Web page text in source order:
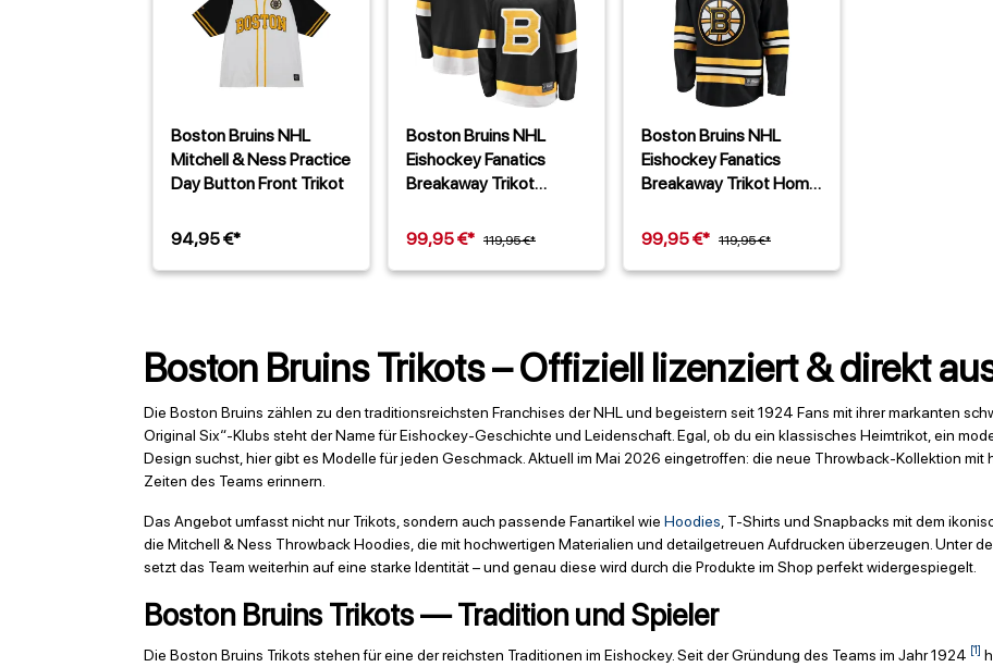
Boston Bruins NHL
Mitchell & Ness Practice
Day Button Front Trikot
94,95 €*
Boston Bruins NHL
Eishockey Fanatics
Breakaway Trikot
99,95 €* 119,95 €*
Boston Bruins NHL
Eishockey Fanatics
Breakaway Trikot Home
99,95 €* 119,95 €*
Boston Bruins Trikots – Offiziell lizenziert & direkt
Die Boston Bruins zählen zu den traditionsreichsten Franchises der NHL und begeistern seit 1924 Fans mit ihrer markanten
Original Six“-Klubs steht der Name für Eishockey-Geschichte und Leidenschaft. Egal, ob du ein klassisches Heimtrikot, ein
Design suchst, hier gibt es Modelle für jeden Geschmack. Aktuell im Mai 2026 eingetroffen: die neue Throwback-Kollektion
Zeiten des Teams erinnern.
Das Angebot umfasst nicht nur Trikots, sondern auch passende Fanartikel wie Hoodies , T-Shirts und Snapbacks mit dem
die Mitchell & Ness Throwback Hoodies, die mit hochwertigen Materialien und detailgetreuen Aufdrucken überzeugen. Unter
setzt das Team weiterhin auf eine starke Identität – und genau diese wird durch die Produkte im Shop perfekt widergespiegelt.
Boston Bruins Trikots — Tradition und Spieler
Die Boston Bruins Trikots stehen für eine der reichsten Traditionen im Eishockey. Seit der Gründung des Teams im Jahr 1924 [1]